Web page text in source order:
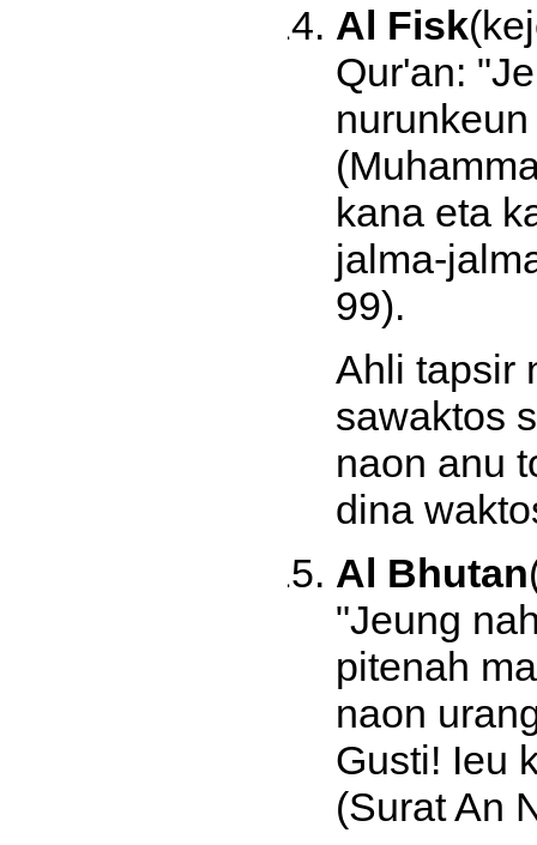
Al Fisk
Qur'an:
kana eta
jalma-
99).
Ahli tapsir
sawaktos
naon anu
dina
Al Bhutan
"Jeung
pitenah
naon
Gusti! Ieu
(Surat An